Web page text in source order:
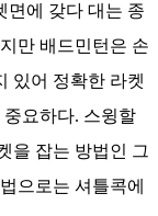
면에 갖다 대는 종
만 배드민턴은 손
있어 정확한 라켓
요하다. 스윙할
을 잡는 방법인 그
으로는 셔틀콕에